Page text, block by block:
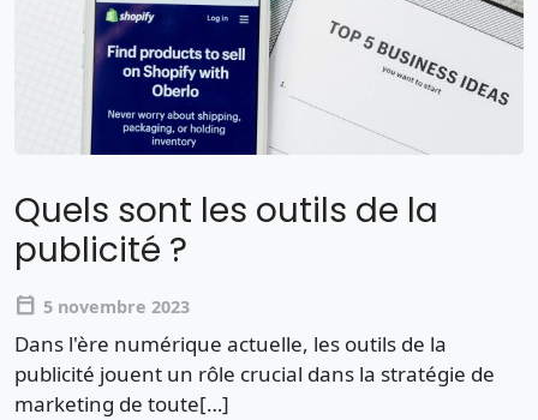
Quels sont les outils de la
publicité ?
calendar_today 5 novembre 2023
Dans l'ère numérique actuelle, les outils de la
publicité jouent un rôle crucial dans la stratégie de
marketing de toute[…]